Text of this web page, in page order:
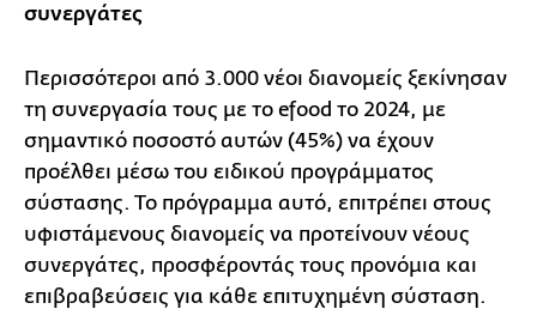
συνεργάτες
Περισσότεροι από 3.000 νέοι διανομείς ξεκίνησαν
τη συνεργασία τους με το efood το 2024, με
σημαντικό ποσοστό αυτών (45%) να έχουν
προέλθει μέσω του ειδικού προγράμματος
σύστασης. Το πρόγραμμα αυτό, επιτρέπει στους
υφιστάμενους διανομείς να προτείνουν νέους
συνεργάτες, προσφέροντάς τους προνόμια και
επιβραβεύσεις για κάθε επιτυχημένη σύσταση.